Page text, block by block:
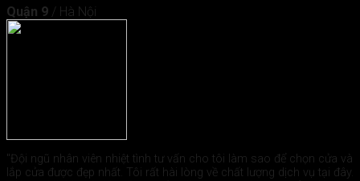
Quận 9 / Hà Nội
"Đội ngũ nhân viên nhiệt tình tư vấn cho tôi làm sao để chọn cửa và
lắp cửa được đẹp nhất. Tôi rất hài lòng về chất lượng dịch vụ tại đây.